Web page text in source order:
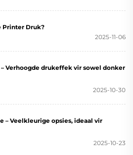
Printer Druk?
2025-11-06
Verhoogde drukeffek vir sowel donker
2025-10-30
– Veelkleurige opsies, ideaal vir
2025-10-23